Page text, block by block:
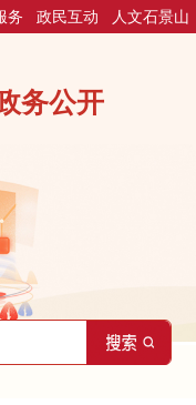
人文石景山
政民互动
务
务公开